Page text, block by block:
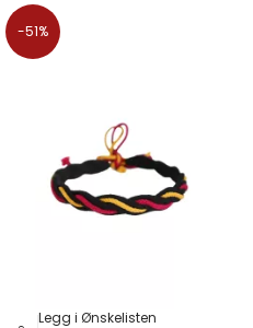
-51%
Legg i Ønskelisten